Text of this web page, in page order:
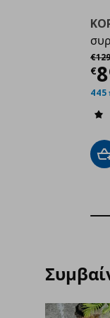
€
€
445